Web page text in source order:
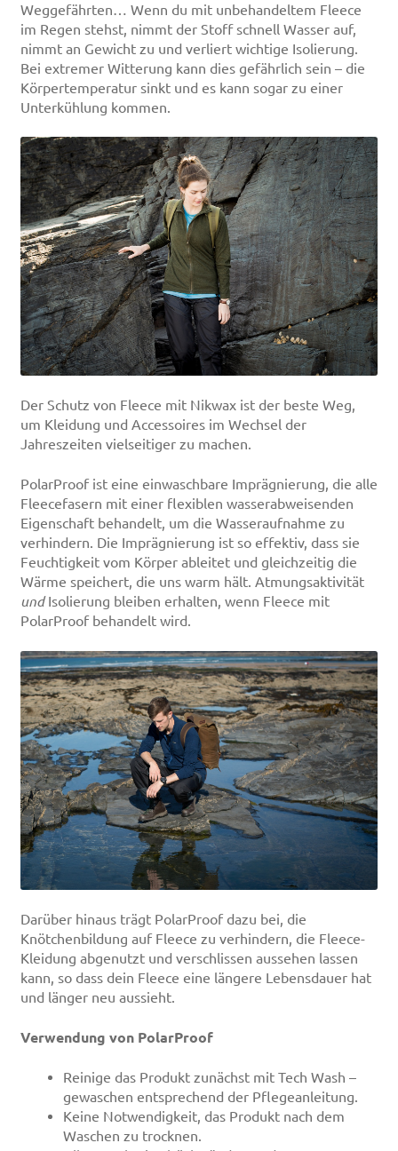
Weggefährten… Wenn du mit unbehandeltem Fleece
im Regen stehst, nimmt der Stoff schnell Wasser auf,
nimmt an Gewicht zu und verliert wichtige Isolierung.
Bei extremer Witterung kann dies gefährlich sein – die
Körpertemperatur sinkt und es kann sogar zu einer
Unterkühlung kommen.
Der Schutz von Fleece mit Nikwax ist der beste Weg,
um Kleidung und Accessoires im Wechsel der
Jahreszeiten vielseitiger zu machen.
PolarProof ist eine einwaschbare Imprägnierung, die alle
Fleecefasern mit einer flexiblen wasserabweisenden
Eigenschaft behandelt, um die Wasseraufnahme zu
verhindern. Die Imprägnierung ist so effektiv, dass sie
Feuchtigkeit vom Körper ableitet und gleichzeitig die
Wärme speichert, die uns warm hält. Atmungsaktivität
undIsolierung bleiben erhalten, wenn Fleece mit
PolarProof behandelt wird.
Darüber hinaus trägt PolarProof dazu bei, die
Knötchenbildung auf Fleece zu verhindern, die Fleece-
Kleidung abgenutzt und verschlissen aussehen lassen
kann, so dass dein Fleece eine längere Lebensdauer hat
und länger neu aussieht.
Verwendung von PolarProof
Reinige das Produkt zunächst mit Tech Wash –
gewaschen entsprechend der Pflegeanleitung.
Keine Notwendigkeit, das Produkt nach dem
Waschen zu trocknen.